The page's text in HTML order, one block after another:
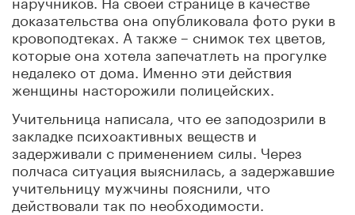
доказательства она опубликовала фото руки в
кровоподтеках. А также – снимок тех цветов,
которые она хотела запечатлеть на прогулке
недалеко от дома. Именно эти действия
женщины насторожили полицейских.
Учительница написала, что ее заподозрили в
закладке психоактивных веществ и
задерживали с применением силы. Через
полчаса ситуация выяснилась, а задержавшие
учительницу мужчины пояснили, что
действовали так по необходимости.